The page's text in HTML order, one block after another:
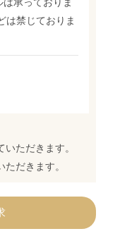
は禁じておりま
ただきます。
だきます。